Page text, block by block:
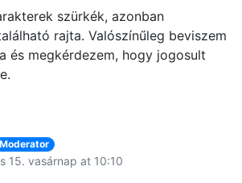
szürkék, azonban
rajta. Valószínűleg beviszem
és megkérdezem, hogy jogosult
Moderator
15. vasárnap at 10:10